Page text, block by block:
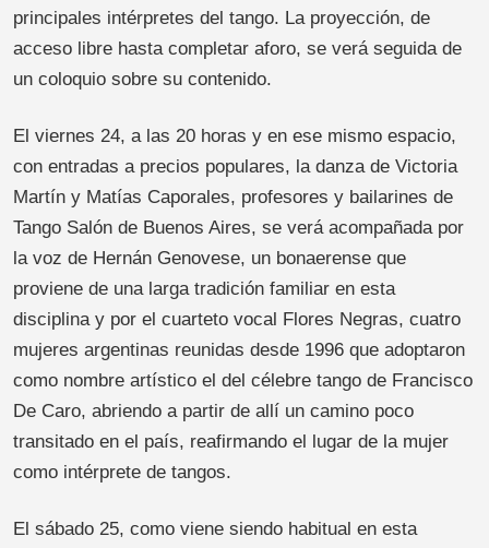
principales intérpretes del tango. La proyección, de
acceso libre hasta completar aforo, se verá seguida de
un coloquio sobre su contenido.
El viernes 24, a las 20 horas y en ese mismo espacio,
con entradas a precios populares, la danza de Victoria
Martín y Matías Caporales, profesores y bailarines de
Tango Salón de Buenos Aires, se verá acompañada por
la voz de Hernán Genovese, un bonaerense que
proviene de una larga tradición familiar en esta
disciplina y por el cuarteto vocal Flores Negras, cuatro
mujeres argentinas reunidas desde 1996 que adoptaron
como nombre artístico el del célebre tango de Francisco
De Caro, abriendo a partir de allí un camino poco
transitado en el país, reafirmando el lugar de la mujer
como intérprete de tangos.
El sábado 25, como viene siendo habitual en esta